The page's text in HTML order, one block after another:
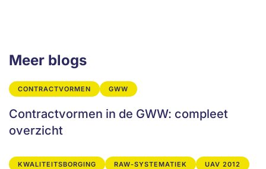
Meer blogs
CONTRACTVORMEN GWW
Contractvormen in de GWW: compleet
overzicht
KWALITEITSBORGING RAW-SYSTEMATIEK UAV 2012